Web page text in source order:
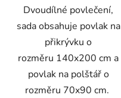
Dvoudílné povlečení,
sada obsahuje povlak na
přikrývku o
rozměru 140x200 cm a
povlak na polštář o
rozměru 70x90 cm.